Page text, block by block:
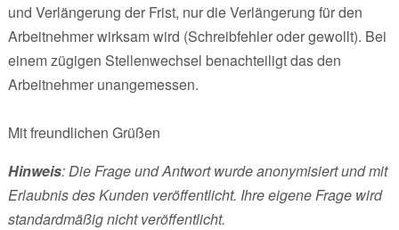
und Verlängerung der Frist, nur die Verlängerung für den
Arbeitnehmer wirksam wird (Schreibfehler oder gewollt). Bei
einem zügigen Stellenwechsel benachteiligt das den
Arbeitnehmer unangemessen.
Mit freundlichen Grüßen
Hinweis: Die Frage und Antwort wurde anonymisiert und mit
Erlaubnis des Kunden veröffentlicht. Ihre eigene Frage wird
standardmäßig nicht veröffentlicht.